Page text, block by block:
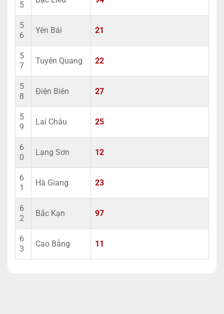
5
5
6
Yên Bái 21
5
7
Tuyên Quang 22
5
8
Điện Biên 27
5
9
Lai Châu 25
6
0
Lạng Sơn 12
6
1
Hà Giang 23
6
2
Bắc Kạn 97
6
3
Cao Bằng 11